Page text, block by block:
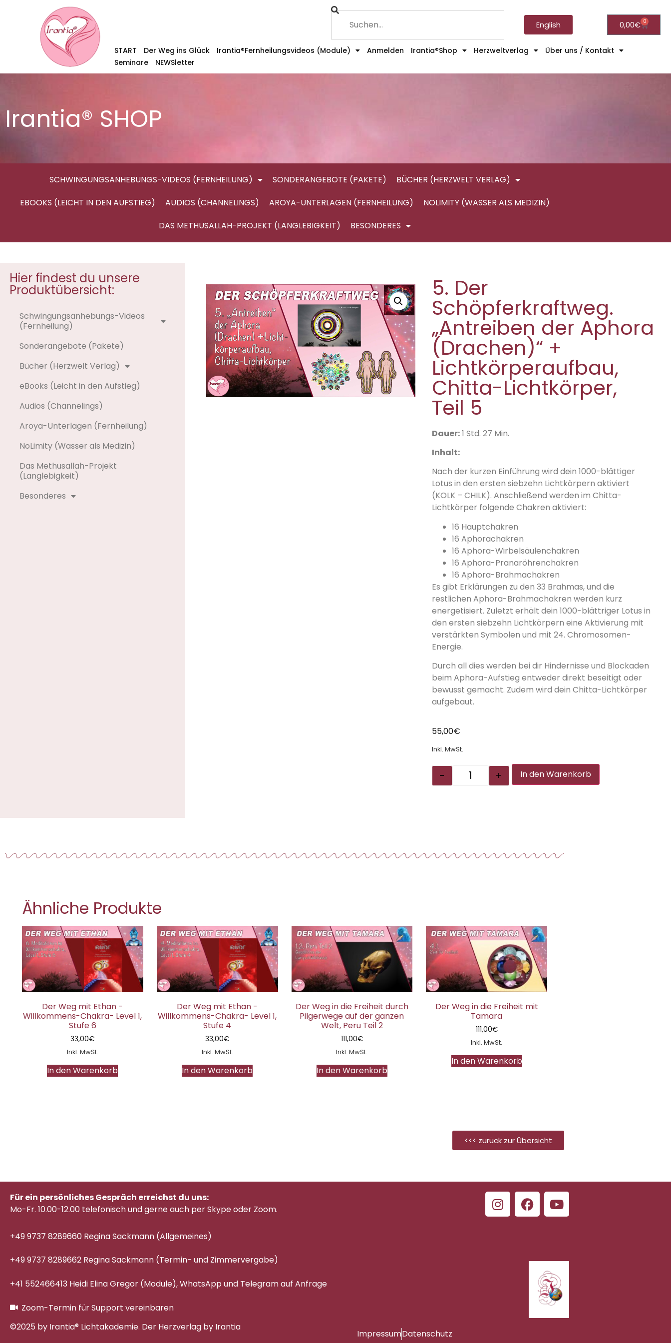
English 0,00€ 0
START Der Weg ins Glück Irantia®Fernheilungsvideos (Module) Anmelden Irantia®Shop Herzweltverlag
Über uns / Kontakt
Seminare
NEWSletter
Irantia® SHOP
SCHWINGUNGSANHEBUNGS-VIDEOS (FERNHEILUNG) SONDERANGEBOTE (PAKETE)
BÜCHER (HERZWELT VERLAG)
EBOOKS (LEICHT IN DEN AUFSTIEG)
AUDIOS (CHANNELINGS) AROYA-UNTERLAGEN (FERNHEILUNG)
NOLIMITY (WASSER ALS MEDIZIN)
DAS METHUSALLAH-PROJEKT (LANGLEBIGKEIT)
BESONDERES
Hier findest du unsere
Produktübersicht:
Schwingungsanhebungs-Videos
(Fernheilung)
Sonderangebote (Pakete)
Bücher (Herzwelt Verlag)
eBooks (Leicht in den Aufstieg)
Audios (Channelings)
Aroya-Unterlagen (Fernheilung)
NoLimity (Wasser als Medizin)
Das Methusallah-Projekt
(Langlebigkeit)
Besonderes
5. Der
Schöpferkraftweg.
„Antreiben der Aphora
(Drachen)“ +
Lichtkörperaufbau,
Chitta-Lichtkörper,
Teil 5
Dauer:1 Std. 27 Min.
Inhalt:
Nach der kurzen Einführung wird dein 1000-blättiger
Lotus in den ersten siebzehn Lichtkörpern aktiviert
(KOLK – CHILK). Anschließend werden im Chitta-
Lichtkörper folgende Chakren aktiviert:
16 Hauptchakren
16 Aphorachakren
16 Aphora-Wirbelsäulenchakren
16 Aphora-Pranaröhrenchakren
16 Aphora-Brahmachakren
Es gibt Erklärungen zu den 33 Brahmas, und die
restlichen Aphora-Brahmachakren werden kurz
energetisiert. Zuletzt erhält dein 1000-blättriger Lotus in
den ersten siebzehn Lichtkörpern eine Aktivierung mit
verstärkten Symbolen und mit 24. Chromosomen-
Energie.
Durch all dies werden bei dir Hindernisse und Blockaden
beim Aphora-Aufstieg entweder direkt beseitigt oder
bewusst gemacht. Zudem wird dein Chitta-Lichtkörper
aufgebaut.
55,00€
Inkl. MwSt.
- + In den Warenkorb
Ähnliche Produkte
Der Weg mit Ethan -
Willkommens-Chakra- Level 1,
Stufe 6
33,00€
Inkl. MwSt.
In den Warenkorb
Der Weg mit Ethan -
Willkommens-Chakra- Level 1,
Stufe 4
33,00€
Inkl. MwSt.
In den Warenkorb
Der Weg in die Freiheit durch
Pilgerwege auf der ganzen
Welt, Peru Teil 2
111,00€
Inkl. MwSt.
In den Warenkorb
Der Weg in die Freiheit mit
Tamara
111,00€
Inkl. MwSt.
In den Warenkorb
<<< zurück zur Übersicht
Für ein persönliches Gespräch erreichst du uns:
Mo-Fr. 10.00-12.00 telefonischund gerne auch per Skype oder Zoom.
+49 9737 8289660 Regina Sackmann (Allgemeines)
+49 9737 8289662 Regina Sackmann (Termin- und Zimmervergabe)
+41 552466413 Heidi Elina Gregor (Module), WhatsApp und Telegram auf Anfrage
Zoom-Termin für Support vereinbaren
©2025 by Irantia® Lichtakademie. Der Herzverlag by Irantia
ImpressumDatenschutz